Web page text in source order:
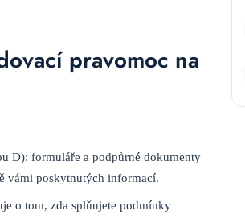
pravomoc na
D): formuláře a podpůrné dokumenty
vámi poskytnutých informací.
o tom, zda splňujete podmínky